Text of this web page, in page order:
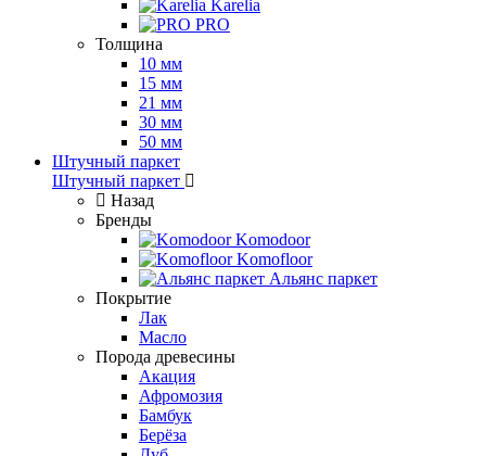
Karelia
PRO
Толщина
10 мм
15 мм
21 мм
30 мм
50 мм
Штучный паркет
Штучный паркет
Назад
Бренды
Komodoor
Komofloor
Альянс паркет
Покрытие
Лак
Масло
Порода древесины
Акация
Афромозия
Бамбук
Берёза